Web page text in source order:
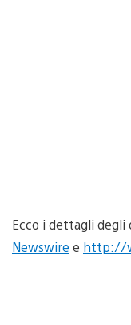
Ecco i dettagli
Newswire e http://